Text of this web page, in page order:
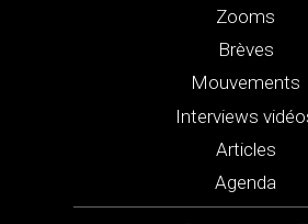
Zooms
Brèves
Mouvements
Interviews
Articles
Agenda